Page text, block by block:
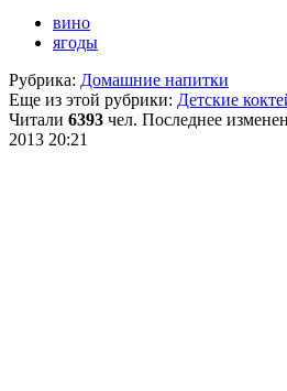
вино
ягоды
Рубрика: Домашние напитки
Еще из этой рубрики: Детские
Читали 6393 чел. Последнее
2013 20:21